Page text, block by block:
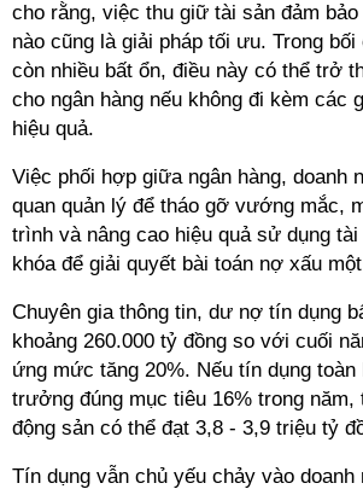
cho rằng, việc thu giữ tài sản đảm
nào cũng là giải pháp tối ưu. Trong
còn nhiều bất ổn, điều này có thể trở
cho ngân hàng nếu không đi kèm các
hiệu quả.
Việc phối hợp giữa ngân hàng, doanh
quan quản lý để tháo gỡ vướng mắc,
trình và nâng cao hiệu quả sử dụng
khóa để giải quyết bài toán nợ xấu
Chuyên gia thông tin, dư nợ tín dụng
khoảng 260.000 tỷ đồng so với cuối
ứng mức tăng 20%. Nếu tín dụng toàn
trưởng đúng mục tiêu 16% trong năm,
động sản có thể đạt 3,8 - 3,9 triệu tỷ
Tín dụng vẫn chủ yếu chảy vào doanh